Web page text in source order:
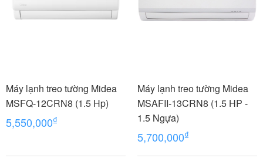
Máy lạnh treo tường Midea
MSFQ-12CRN8 (1.5 Hp)
5,550,000₫
Máy lạnh treo tường Midea
MSAFII-13CRN8 (1.5 HP -
1.5 Ngựa)
5,700,000₫